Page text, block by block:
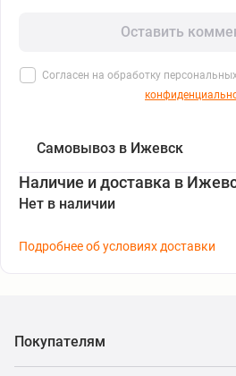
Оставить
Согласен на обработку
Самовывоз в Ижевск
Наличие и доставка в
Нет в наличии
Подробнее об условиях доставки
Покупателям